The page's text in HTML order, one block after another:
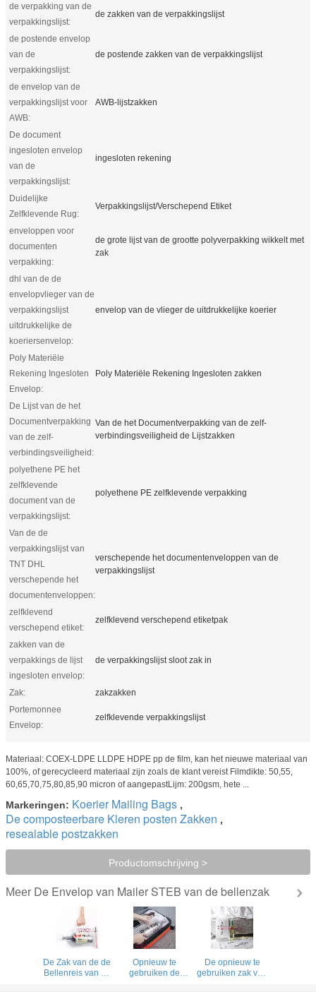
de verpakking van de
verpakkingslijst:
de zakken van de verpakkingslijst
de postende envelop
van de
verpakkingslijst:
de postende zakken van de verpakkingslijst
de envelop van de
verpakkingslijst voor
AWB:
AWB-lijstzakken
De document
ingesloten envelop
van de
verpakkingslijst:
ingesloten rekening
Duidelijke
Zelfklevende Rug:
Verpakkingslijst/Verschepend Etiket
enveloppen voor
documenten
verpakking:
de grote lijst van de grootte polyverpakking wikkelt met
zak
dhl van de de
envelopvlieger van de
verpakkingslijst
uitdrukkelijke de
koeriersenvelop:
envelop van de vlieger de uitdrukkelijke koerier
Poly Materiële
Rekening Ingesloten
Envelop:
Poly Materiële Rekening Ingesloten zakken
De Lijst van de het
Documentverpakking
van de zelf-
verbindingsveiligheid:
Van de het Documentverpakking van de zelf-
verbindingsveiligheid de Lijstzakken
polyethene PE het
zelfklevende
document van de
verpakkingslijst:
polyethene PE zelfklevende verpakking
Van de de
verpakkingslijst van
TNT DHL
verschepende het
documentenveloppen:
verschepende het documentenveloppen van de
verpakkingslijst
zelfklevend
verschepend etiket:
zelfklevend verschepend etiketpak
zakken van de
verpakkings de lijst
ingesloten envelop:
de verpakkingslijst sloot zak in
Zak:
zakzakken
Portemonnee
Envelop:
zelfklevende verpakkingslijst
Materiaal: COEX-LDPE LLDPE HDPE pp de film, kan het nieuwe materiaal van
100%, of gerecycleerd materiaal zijn zoals de klant vereist Filmdikte: 50,55,
60,65,70,75,80,85,90 micron of aangepastLijm: 200gsm, hete ...
Markeringen: Koerier Mailing Bags ,
De composteerbare Kleren posten Zakken ,
resealable postzakken
Productomschrijving >
Meer De Envelop van Mailer STEB van de bellenzak
De Zak van de de
Bellenreis van de
Opnieuw te
gebruiken de
De opnieuw te
gebruiken zak van